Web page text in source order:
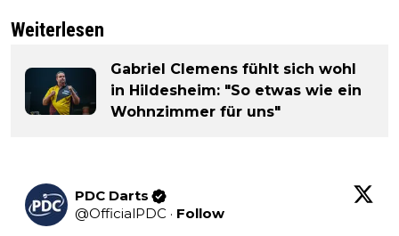
Weiterlesen
Gabriel Clemens fühlt sich wohl
in Hildesheim: "So etwas wie ein
Wohnzimmer für uns"
PDC Darts
@OfficialPDC · Follow